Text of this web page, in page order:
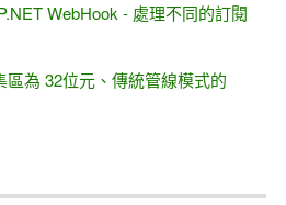
WebHook - 處理不同的訂閱
為 32位元、傳統管線模式的